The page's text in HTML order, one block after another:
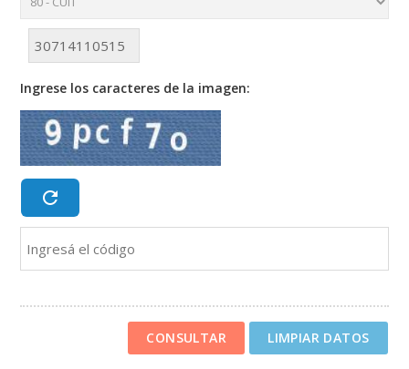
Ingrese los caracteres de la imagen: